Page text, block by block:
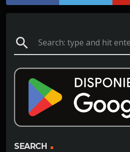
search
SEARCH